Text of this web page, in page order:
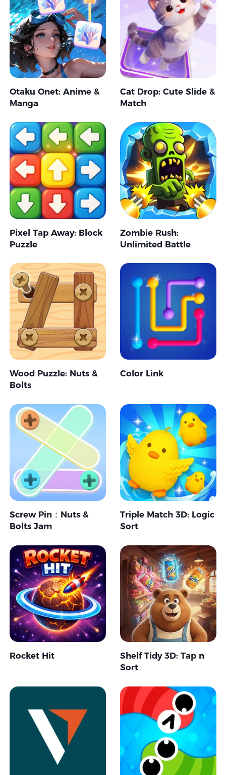
Otaku Onet: Anime &
Manga
Cat Drop: Cute Slide &
Match
Pixel Tap Away: Block
Puzzle
Zombie Rush:
Unlimited Battle
Wood Puzzle: Nuts &
Bolts
Color Link
Screw Pin：Nuts &
Bolts Jam
Triple Match 3D: Logic
Sort
Rocket Hit
Shelf Tidy 3D: Tap n
Sort